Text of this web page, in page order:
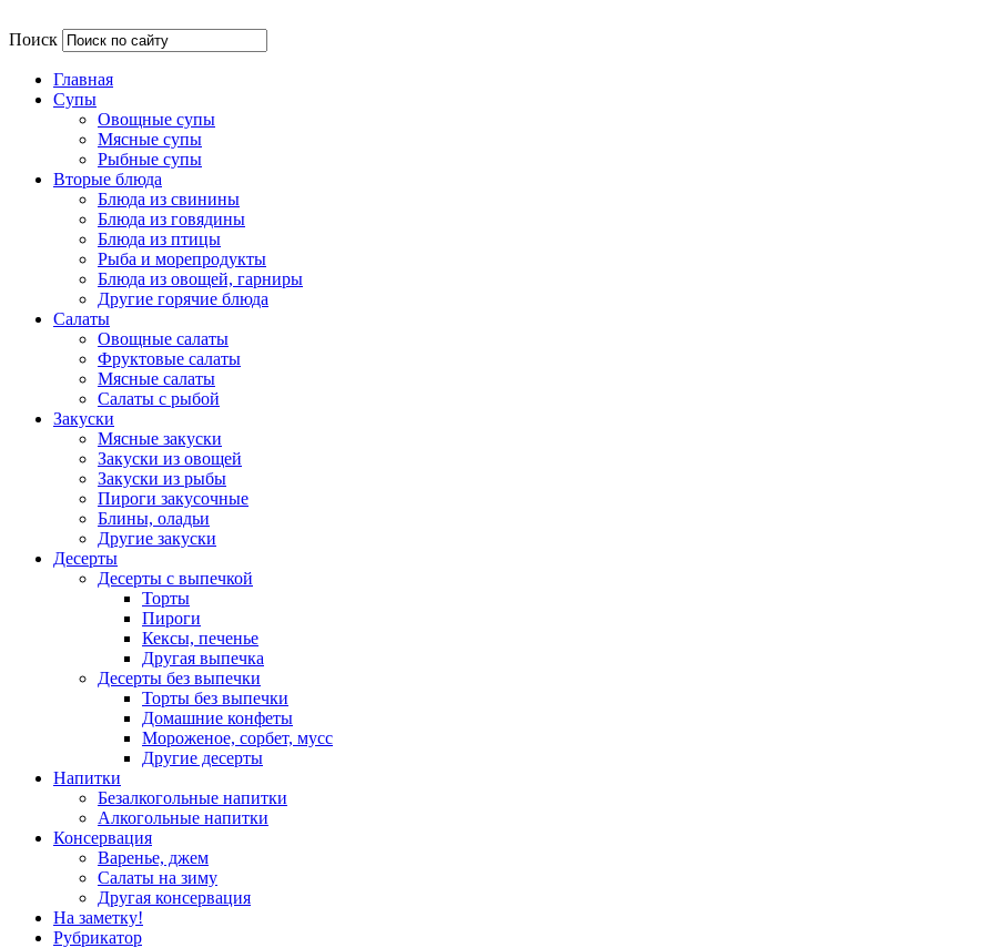
Поиск
Главная
Супы
Овощные супы
Мясные супы
Рыбные супы
Вторые блюда
Блюда из свинины
Блюда из говядины
Блюда из птицы
Рыба и морепродукты
Блюда из овощей, гарниры
Другие горячие блюда
Салаты
Овощные салаты
Фруктовые салаты
Мясные салаты
Салаты с рыбой
Закуски
Мясные закуски
Закуски из овощей
Закуски из рыбы
Пироги закусочные
Блины, оладьи
Другие закуски
Десерты
Десерты с выпечкой
Торты
Пироги
Кексы, печенье
Другая выпечка
Десерты без выпечки
Торты без выпечки
Домашние конфеты
Мороженое, сорбет, мусс
Другие десерты
Напитки
Безалкогольные напитки
Алкогольные напитки
Консервация
Варенье, джем
Салаты на зиму
Другая консервация
На заметку!
Рубрикатор